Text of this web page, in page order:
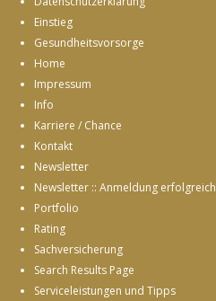
Einstieg
Gesundheitsvorsorge
Home
Impressum
Info
Karriere / Chance
Kontakt
Newsletter
Newsletter :: Anmeldung erfolgreich
Portfolio
Rating
Sachversicherung
Search Results Page
Serviceleistungen und Tipps